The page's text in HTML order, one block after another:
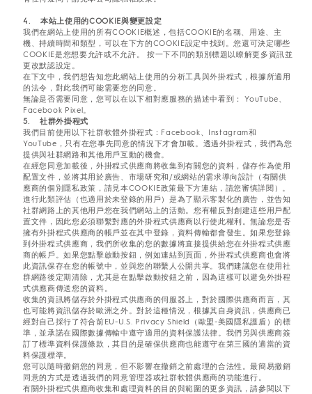
4. 本站上使用的COOKIE與變更設定
我們在網站上使用的所有COOKIE概述，包括COOKIE的名稱、用途、主
機、持續時間和類型，可以在下方的COOKIE設定中找到。您還可決定哪些
COOKIE是您想要允許或不允許。 按一下不同的類別標題以瞭解更多資訊並
更改默認設定。
在下文中，我們想告知您此網站上使用的分析工具與外掛程式，根據所適用
的法令，對此我們可能需要您的同意。
無論是否需要同意，您可以在以下相對應服務的描述中看到： YouTube、
Facebook Pixel。
5. 社群外掛程式
我們目前使用以下社群軟體外掛程式：Facebook、Instagram和
YouTube，只有在您事先同意的情況下才會加載。透過外掛程式，我們為您
提供與社群網路和其他用戶互動的機會。
在經您同意加載後，外掛程式供應商將收集到有關您的資料，儲存作為使用
配置文件，並將其用於廣告、市場研究和/或網站的需求導向設計（有關供
應商的個別隱私政策，請見本COOKIE政策最下方連結，請您審慎詳閱）。
進行此類評估（也適用於未登錄的用戶）是為了顯示客製化的廣告，並告知
社群網路上的其他用戶您在我們網站上的活動。您有權反對創建這些用戶配
置文件，因此您必須聯繫對應的外掛程式供應商以行使此權利。無論您是否
擁有外掛程式供應商的帳戶並在其中登錄，資料傳輸都會發生。如果您登錄
到外掛程式供應商，我們所收集的您的數據將直接提供給您在外掛程式供應
商的帳戶。如果您點擊啟動按鈕，例如連結到頁面，外掛程式供應商也會將
此資訊保存在您的帳號中，並與您的聯繫人公開共享。我們建議您在使用社
群網路後定期清除，尤其是在點擊啟動按鈕之前，因為這樣可以避免外掛程
式供應商傳送您的資料。
收集的資訊將儲存於外掛程式供應商的伺服器上，對於國際供應商而言，其
也可能將資訊儲存於歐洲之外。對於這種情況，根據其自身資訊，供應商已
經對自己採行了符合前EU-U.S. Privacy Shield（歐盟-美國隱私護盾）的標
準，並承諾在國際數據傳輸中遵守適用的資料保護法律。我們另與供應商簽
訂了標準資料保護條款，其目的是確保供應商也能遵守在第三國的適當的資
料保護標準。
您可以隨時撤銷您的同意，但不影響在撤銷之前處理的合法性。最簡易撤銷
同意的方式是透過我們的同意管理器或社群軟體供應商的功能進行。
有關外掛程式供應商收集和處理資料的目的與範圍的更多資訊，請參閱以下